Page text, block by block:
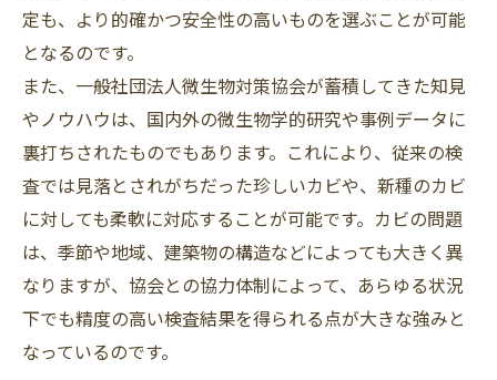
定も、より的確かつ安全性の高いものを選ぶことが可能
となるのです。
また、一般社団法人微生物対策協会が蓄積してきた知見
やノウハウは、国内外の微生物学的研究や事例データに
裏打ちされたものでもあります。これにより、従来の検
査では見落とされがちだった珍しいカビや、新種のカビ
に対しても柔軟に対応することが可能です。カビの問題
は、季節や地域、建築物の構造などによっても大きく異
なりますが、協会との協力体制によって、あらゆる状況
下でも精度の高い検査結果を得られる点が大きな強みと
なっているのです。